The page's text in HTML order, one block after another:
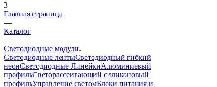
3
Главная страница
—
Каталог
—
Светодиодные модули
Светодиодные лентыСветодиодный гибкий
неонСветодиодные ЛинейкиАлюминиевый
профильСветорассеивающий силиконовый
профильУправление светомБлоки питания и